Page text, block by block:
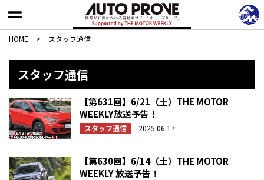
HOME > スタッフ通信
スタッフ通信
【第631回】6/21（土）THE MOTOR
WEEKLY放送予告！
スタッフ通信 2025.06.17
【第630回】6/14（土）THE MOTOR
WEEKLY 放送予告！